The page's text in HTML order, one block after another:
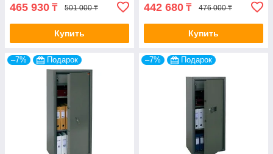
465 930 ₸ 501 000 ₸
Купить
442 680 ₸ 476 000 ₸
Купить
–7% Подарок –7% Подарок